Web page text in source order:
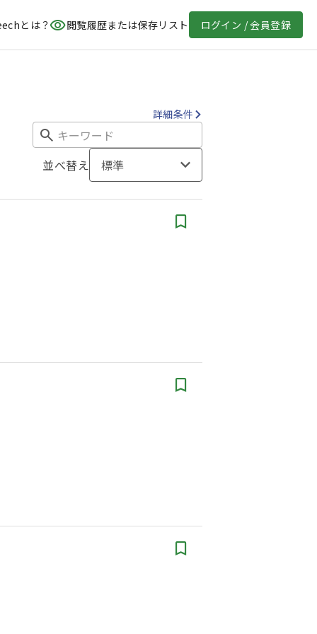
とは？ 閲覧履歴または保存リスト ログイン / 会員登録
詳細条件
並べ替え 標準